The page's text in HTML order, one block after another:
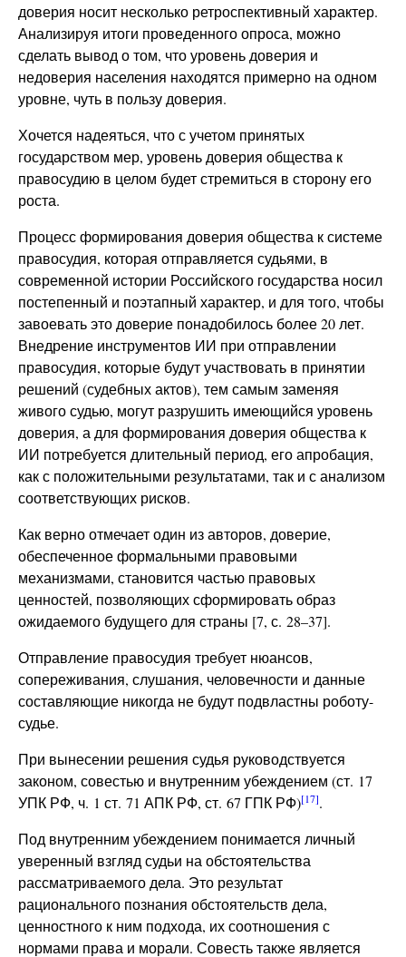
доверия носит несколько ретроспективный характер.
Анализируя итоги проведенного опроса, можно
сделать вывод о том, что уровень доверия и
недоверия населения находятся примерно на одном
уровне, чуть в пользу доверия.
Хочется надеяться, что с учетом принятых
государством мер, уровень доверия общества к
правосудию в целом будет стремиться в сторону его
роста.
Процесс формирования доверия общества к системе
правосудия, которая отправляется судьями, в
современной истории Российского государства носил
постепенный и поэтапный характер, и для того, чтобы
завоевать это доверие понадобилось более 20 лет.
Внедрение инструментов ИИ при отправлении
правосудия, которые будут участвовать в принятии
решений (судебных актов), тем самым заменяя
живого судью, могут разрушить имеющийся уровень
доверия, а для формирования доверия общества к
ИИ потребуется длительный период, его апробация,
как с положительными результатами, так и с анализом
соответствующих рисков.
Как верно отмечает один из авторов, доверие,
обеспеченное формальными правовыми
механизмами, становится частью правовых
ценностей, позволяющих сформировать образ
ожидаемого будущего для страны [7, с. 28–37].
Отправление правосудия требует нюансов,
сопереживания, слушания, человечности и данные
составляющие никогда не будут подвластны роботу-
судье.
При вынесении решения судья руководствуется
законом, совестью и внутренним убеждением (ст. 17
УПК РФ, ч. 1 ст. 71 АПК РФ, ст. 67 ГПК РФ)[17].
Под внутренним убеждением понимается личный
уверенный взгляд судьи на обстоятельства
рассматриваемого дела. Это результат
рационального познания обстоятельств дела,
ценностного к ним подхода, их соотношения с
нормами права и морали. Совесть также является